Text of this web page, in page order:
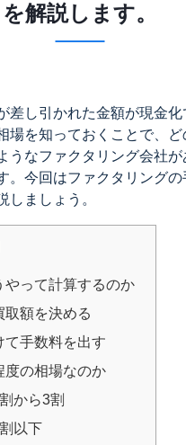
を解説します。
差し引かれた金額が現金
場を知っておくことで、
うなファクタリング会社
。今回はファクタリング
ましょう。
やって計算するのか
額を決める
て手数料を出す
度の相場なのか
から3割
以下